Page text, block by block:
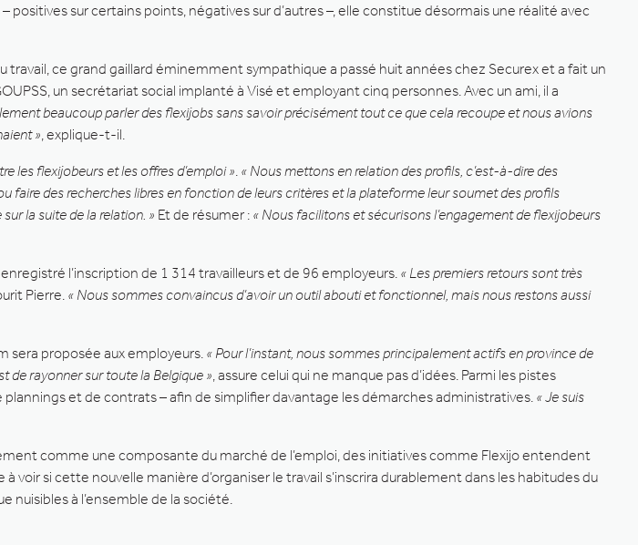
sur certains points, négatives sur d’autres –, elle constitue désormais une réalité avec
ce grand gaillard éminemment sympathique a passé huit années chez Securex et a fait un
un secrétariat social implanté à Visé et employant cinq personnes. Avec un ami, il a
beaucoup parler des flexijobs sans savoir précisément tout ce que cela recoupe et nous avions
», explique-t-il.
les flexijobeurs et les offres d’emploi ». « Nous mettons en relation des profils, c’est-à-dire des
faire des recherches libres en fonction de leurs critères et la plateforme leur soumet des profils
la suite de la relation. » Et de résumer : « Nous facilitons et sécurisons l’engagement de flexijobeurs
l’inscription de 1 314 travailleurs et de 96 employeurs. « Les premiers retours sont très
Pierre. « Nous sommes convaincus d’avoir un outil abouti et fonctionnel, mais nous restons aussi
sera proposée aux employeurs. « Pour l’instant, nous sommes principalement actifs en province de
de rayonner sur toute la Belgique », assure celui qui ne manque pas d’idées. Parmi les pistes
et de contrats – afin de simplifier davantage les démarches administratives. « Je suis
comme une composante du marché de l’emploi, des initiatives comme Flexijo entendent
si cette nouvelle manière d’organiser le travail s’inscrira durablement dans les habitudes du
nuisibles à l’ensemble de la société.